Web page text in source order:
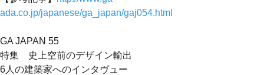
ada.co.jp/japanese/ga_japan/gaj054.html
GA JAPAN 55
特集 史上空前のデザイン輸出
6人の建築家へのインタヴュー